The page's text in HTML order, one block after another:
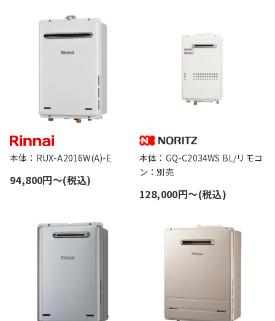
本体：RUX-A2016W(A)-E
94,800円〜(税込)
本体：GQ-C2034WS BL/リモコ
ン：別売
128,000円〜(税込)